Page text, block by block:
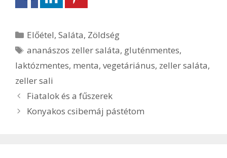
Kategória
Előétel,Saláta, Zöldség
Címkék
ananászos zeller saláta, gluténmentes,
laktózmentes, menta, vegetáriánus, zeller saláta,
zeller sali
Bejegyzés
navigáció
Fiatalok és a fűszerek
Konyakos csibemáj pástétom